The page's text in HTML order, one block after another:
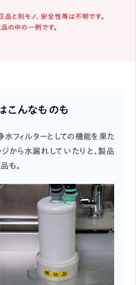
こんなものも
フィルターとしての機能を果た
ジから水漏れしていたりと、製品
も。